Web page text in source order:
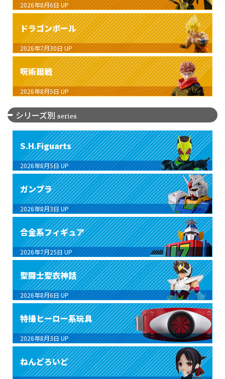
2026年8月6日 UP
ドラゴンボール
2026年7月30日 UP
呪術廻戦
2026年8月5日 UP
シリーズ別 series
S.H.Figuarts
2026年8月5日 UP
ガンプラ
2026年8月3日 UP
合金系フィギュア
2026年7月25日 UP
聖闘士聖衣神話
2026年8月6日 UP
特撮ヒーロー系玩具
2026年8月3日 UP
ねんどろいど